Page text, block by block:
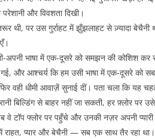
और विवशता दिखी।
ज़रूर थी, पर उस गुर्राहट में झुँझलाहट से ज़्यादा
अपनी भाषा में एक-दूसरे को समझन की कोशिश
गई, और आश्चर्य कि हम उसी भाषा में एक-दूसरे को
वही धीमी आवाज़ें सुनाई दीं। पता चला कि यह
बिल्डिंग से बाहर नहीं जा सकती, हर फ़्लोर पर
टॉप फ्लोर पर पहुँचे और उनकी नज़र अपनी प्यारी
प्यार और बेचैनी — सब एक साथ तैर रहा